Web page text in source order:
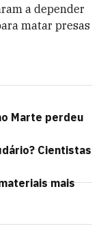
a depender
matar presas
Marte perdeu
Cientistas
mais